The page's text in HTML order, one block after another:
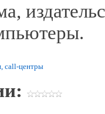
call-центры